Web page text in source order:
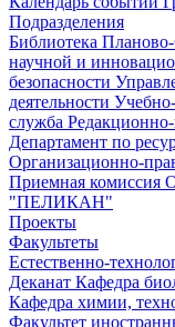
Подразделения
Библиотека
научной и
безопасности
деятельности
служба
Департамент по
Организационно-
Приемная комиссия
"ПЕЛИКАН"
Проекты
Факультеты
Естественно-
Деканат Кафедра
Кафедра химии,
Факультет